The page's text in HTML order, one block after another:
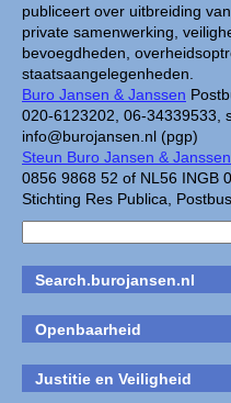
publiceert over uitbreiding
private samenwerking,
bevoegdheden,
staatsaangelegenheden.
Buro Jansen & Janssen
020-6123202, 06-34339533,
info@burojansen.nl (pgp)
Steun Buro Jansen & Janssen.
0856 9868 52 of NL56 INGB
Stichting Res Publica,
Search.burojansen.nl
Openbaarheid
Justitie en Veiligheid